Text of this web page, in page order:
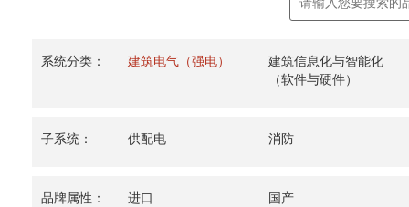
系统分类： 建筑电气（强电）
建筑信息化与智能化
（软件与硬件）
子系统： 供配电 消防
品牌属性： 进口 国产